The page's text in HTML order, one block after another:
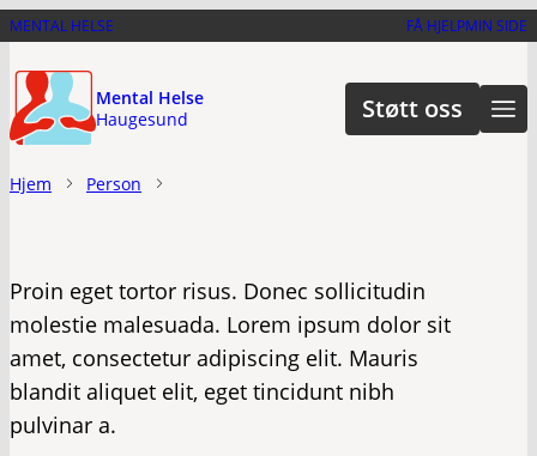
Hopp
hovedinnhold
MENTAL HELSE FÅ HJELPMIN SIDE
Mental Helse
Haugesund
Støtt oss
Hjem Person
Proin eget tortor risus. Donec sollicitudin
molestie malesuada. Lorem ipsum dolor sit
amet, consectetur adipiscing elit. Mauris
blandit aliquet elit, eget tincidunt nibh
pulvinar a.